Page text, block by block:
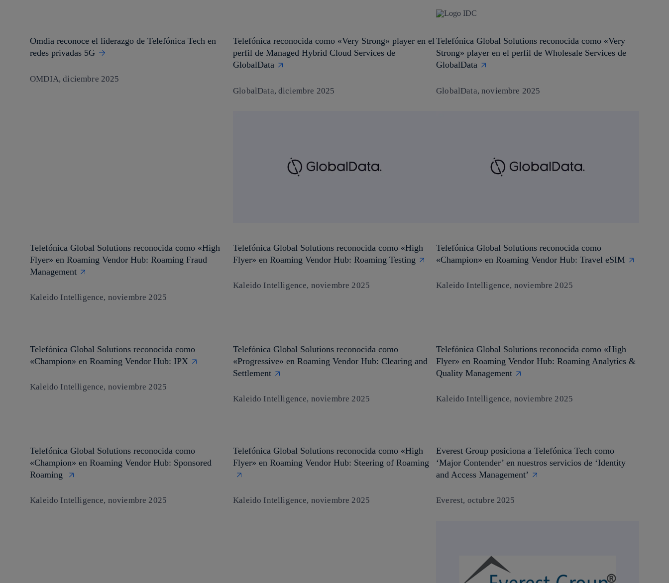
Omdia reconoce el liderazgo de Telefónica Tech en
redes privadas 5G
OMDIA, diciembre 2025
Telefónica reconocida como «Very Strong» player en el
perfil de Managed Hybrid Cloud Services de
GlobalData
GlobalData, diciembre 2025
Telefónica Global Solutions reconocida como «Very
Strong» player en el perfil de Wholesale Services de
GlobalData
GlobalData, noviembre 2025
Telefónica Global Solutions reconocida como «High
Flyer» en Roaming Vendor Hub: Roaming Fraud
Management
Kaleido Intelligence, noviembre 2025
Telefónica Global Solutions reconocida como «High
Flyer» en Roaming Vendor Hub: Roaming Testing
Kaleido Intelligence, noviembre 2025
Telefónica Global Solutions reconocida como
«Champion» en Roaming Vendor Hub: Travel eSIM
Kaleido Intelligence, noviembre 2025
Telefónica Global Solutions reconocida como
«Champion» en Roaming Vendor Hub: IPX
Kaleido Intelligence, noviembre 2025
Telefónica Global Solutions reconocida como
«Progressive» en Roaming Vendor Hub: Clearing and
Settlement
Kaleido Intelligence, noviembre 2025
Telefónica Global Solutions reconocida como «High
Flyer» en Roaming Vendor Hub: Roaming Analytics &
Quality Management
Kaleido Intelligence, noviembre 2025
Telefónica Global Solutions reconocida como
«Champion» en Roaming Vendor Hub: Sponsored
Roaming
Kaleido Intelligence, noviembre 2025
Telefónica Global Solutions reconocida como «High
Flyer» en Roaming Vendor Hub: Steering of Roaming
Kaleido Intelligence, noviembre 2025
Everest Group posiciona a Telefónica Tech como
‘Major Contender’ en nuestros servicios de ‘Identity
and Access Management’
Everest, octubre 2025